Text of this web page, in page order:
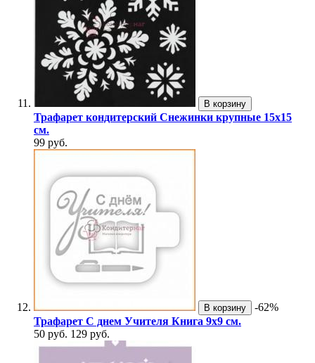
В корзину
Трафарет кондитерский Снежинки крупные 15х15
см.
99 руб.
В корзину
-62%
Трафарет С днем Учителя Книга 9х9 см.
50 руб. 129 руб.